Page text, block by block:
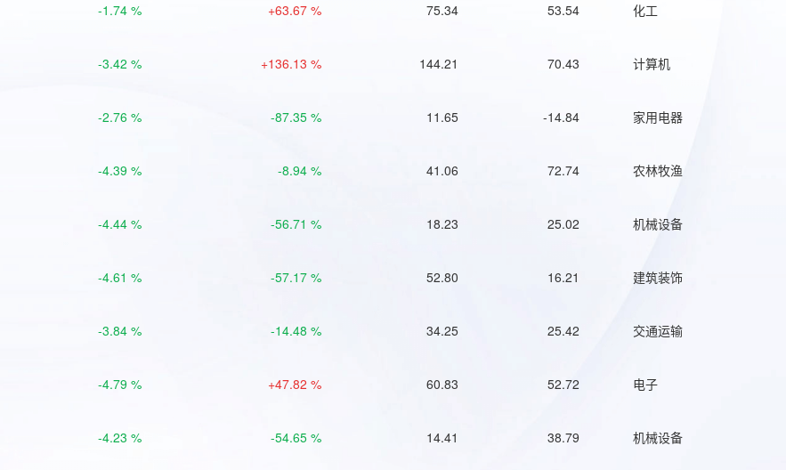
-1.74 % +63.67 % 75.34 53.54 化工
-3.42 % +136.13 % 144.21 70.43 计算机
-2.76 % -87.35 % 11.65 -14.84 家用电器
-4.39 % -8.94 % 41.06 72.74 农林牧渔
-4.44 % -56.71 % 18.23 25.02 机械设备
-4.61 % -57.17 % 52.80 16.21 建筑装饰
-3.84 % -14.48 % 34.25 25.42 交通运输
-4.79 % +47.82 % 60.83 52.72 电子
-4.23 % -54.65 % 14.41 38.79 机械设备